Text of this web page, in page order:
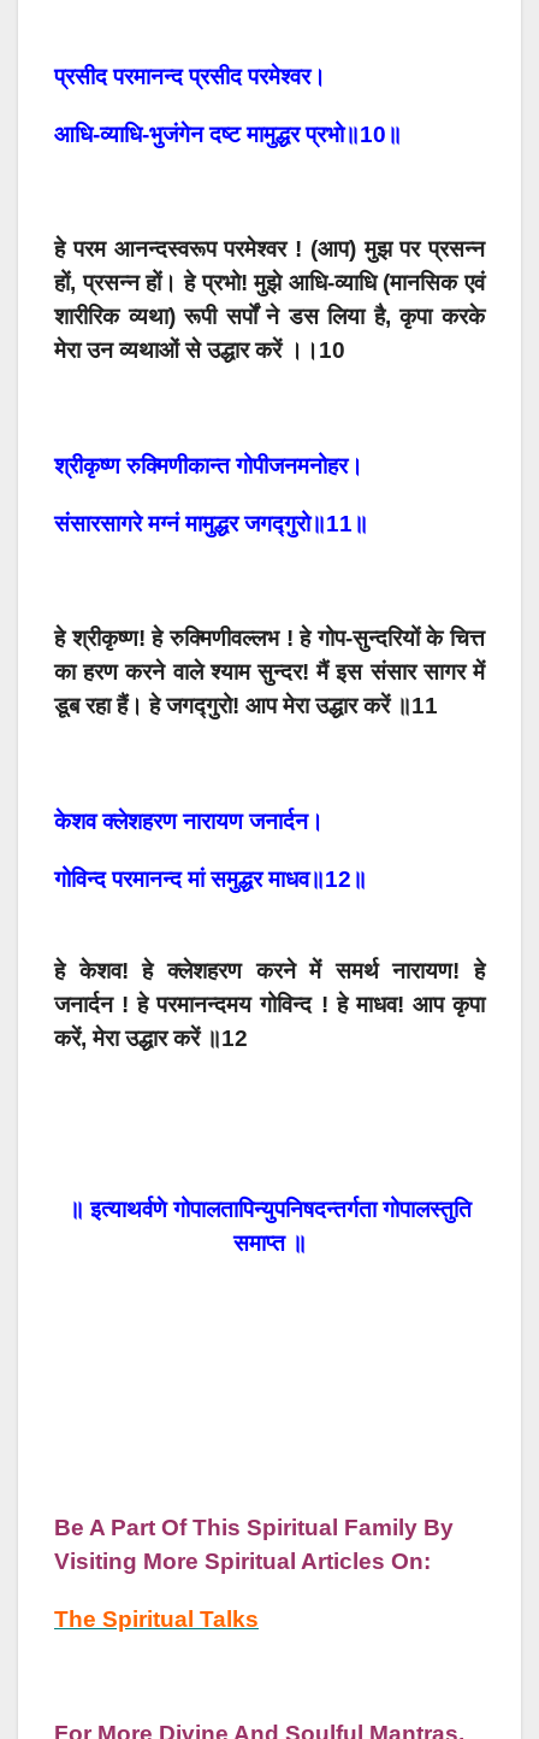
प्रसीद परमानन्द प्रसीद परमेश्वर।
आधि-व्याधि-भुजंगेन दष्ट मामुद्धर प्रभो॥10॥
हे परम आनन्दस्वरूप परमेश्वर ! (आप) मुझ पर प्रसन्न
हों, प्रसन्न हों। हे प्रभो! मुझे आधि-व्याधि (मानसिक एवं
शारीरिक व्यथा) रूपी सर्पों ने डस लिया है, कृपा करके
मेरा उन व्यथाओं से उद्धार करें ।।10
श्रीकृष्ण रुक्मिणीकान्त गोपीजनमनोहर।
संसारसागरे मग्नं मामुद्धर जगद्गुरो॥11॥
हे श्रीकृष्ण! हे रुक्मिणीवल्लभ ! हे गोप-सुन्दरियों के चित्त
का हरण करने वाले श्याम सुन्दर! मैं इस संसार सागर में
डूब रहा हैं। हे जगद्गुरो! आप मेरा उद्धार करें ॥11
केशव क्लेशहरण नारायण जनार्दन।
गोविन्द परमानन्द मां समुद्धर माधव॥12॥
हे केशव! हे क्लेशहरण करने में समर्थ नारायण! हे
जनार्दन ! हे परमानन्दमय गोविन्द ! हे माधव! आप कृपा
करें, मेरा उद्धार करें ॥12
॥ इत्याथर्वणे गोपालतापिन्युपनिषदन्तर्गता गोपालस्तुति
समाप्त ॥
Be A Part Of This Spiritual Family By
Visiting More Spiritual Articles On:
The Spiritual Talks
For More Divine And Soulful Mantras,